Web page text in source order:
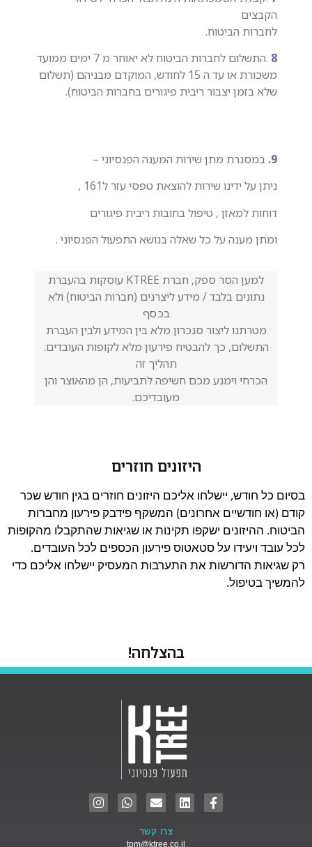
הקבצים
לחברות הביטוח.
8 .התשלום לחברות הביטוח לא יאוחר מ 7 ימים ממועד
משכורת או עד ה 15 לחודש, המוקדם מבניהם (תשלום
שלא בזמן יצבור ריבית פיגורים בחברות הביטוח).
9. במסגרת מתן שירות המענה הפנסיוני –
ניתן על ידינו שירות להוצאת טפסי עזר ל161 ,
דוחות למאזן , טיפול בחובות ריבית פיגורים
ומתן מענה על כל שאלה בנושא התפעול הפנסיוני .
למען הסר ספק, חברת KTREE עוסקות בהעברת
נתונים בלבד / מידע ליצרנים (חברות הביטוח) ולא
בכסף
מטרתנו ליצור סנכרון מלא בין המידע ולבין העברת
התשלום, כך להבטיח פירעון מלא לקופות העובדים.
תהליך זה
הכרחי וימנע מכם חשיפה לתביעות, הן מהאוצר והן
מעובדיכם.
היזונים חוזרים
בסיום כל חודש, יישלחו אליכם היזונים חוזרים בגין חודש שכר
קודם (או חודשיים אחרונים) המשקף פידבק פירעון מחברות
הביטוח. ההיזונים ישקפו תקינות או שגיאות שהתקבלו מהקופות
לכל עובד ויעידו על סטאטוס פירעון הכספים לכל העובדים.
רק שגיאות הדורשות את התערבות המעסיק יישלחו אליכם כדי
להמשיך בטיפול.
בהצלחה!
צרו קשר
tom@ktree.co.il